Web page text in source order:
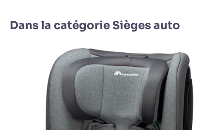
Dans la catégorie Sièges auto